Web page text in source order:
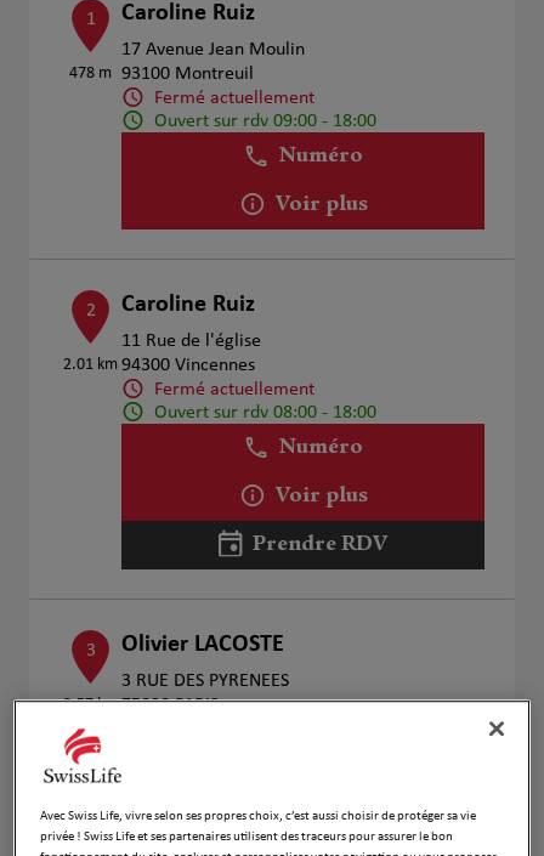
1
478 m
Caroline Ruiz
17 Avenue Jean Moulin
93100 Montreuil
Fermé actuellement
Ouvert sur rdv 09:00 - 18:00
Numéro
Voir plus
2
2.01 km
Caroline Ruiz
11 Rue de l'église
94300 Vincennes
Fermé actuellement
Ouvert sur rdv 08:00 - 18:00
Numéro
Voir plus
Prendre RDV
3
3.57 km
Olivier LACOSTE
3 RUE DES PYRENEES
75020 PARIS
Voir plus
Avec Swiss Life, vivre selon ses propres choix, c’est aussi choisir de protéger sa vie
privée ! Swiss Life et ses partenaires utilisent des traceurs pour assurer le bon